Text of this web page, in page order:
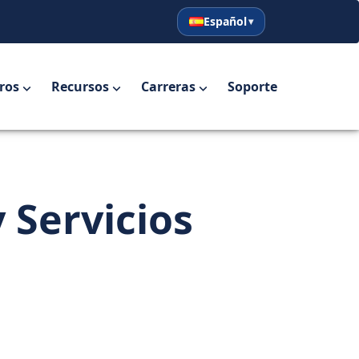
English
Español
Español
Recursos Carreras Soporte